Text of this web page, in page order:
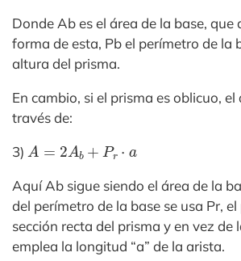
Donde Ab es el área de la base, que
forma de esta, Pb el perímetro de la
altura del prisma.
En cambio, si el prisma es oblicuo, el
través de:
3)
A A b ⋅a
Aquí Ab sigue siendo el área de la
del perímetro de la base se usa Pr,
sección recta del prisma y en vez de
emplea la longitud “a” de la arista.